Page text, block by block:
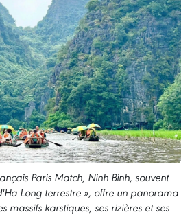
Paris Match, Ninh Binh, souvent
Long terrestre », offre un panorama
massifs karstiques, ses rizières et ses